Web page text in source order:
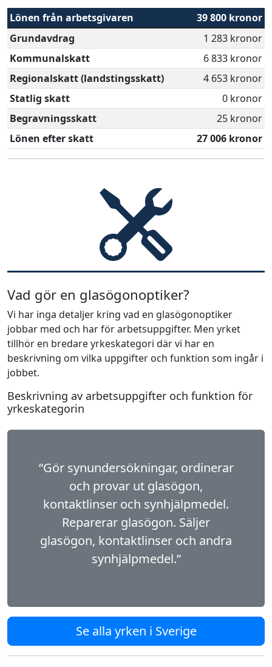
Lönen från arbetsgivaren
39 800 kronor
Grundavdrag
1 283 kronor
Kommunalskatt
6 833 kronor
Regionalskatt (landstingsskatt)
4 653 kronor
Statlig skatt
0 kronor
Begravningsskatt
25 kronor
Lönen efter skatt
27 006 kronor
Vad gör en glasögonoptiker?
Vi har inga detaljer kring vad en glasögonoptiker
jobbar med och har för arbetsuppgifter. Men yrket
tillhör en bredare yrkeskategori där vi har en
beskrivning om vilka uppgifter och funktion som ingår i
jobbet.
Beskrivning av arbetsuppgifter och funktion för
yrkeskategorin
“Gör synundersökningar, ordinerar
och provar ut glasögon,
kontaktlinser och synhjälpmedel.
Reparerar glasögon. Säljer
glasögon, kontaktlinser och andra
synhjälpmedel.”
Se alla yrken i Sverige